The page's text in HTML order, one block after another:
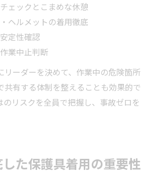
ェックとこまめな休憩
ヘルメットの着用徹底
定性確認
業中止判断
リーダーを決めて、作業中の危険箇所
共有する体制を整えることも効果的で
のリスクを全員で把握し、事故ゼロを
た保護具着用の重要性